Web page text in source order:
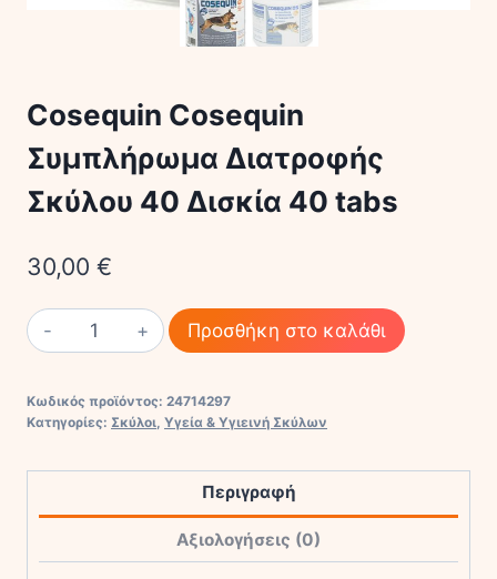
Cosequin Cosequin
Συμπλήρωμα Διατροφής
Σκύλου 40 Δισκία 40 tabs
30,00 €
Cosequin
Cosequin
Διατροφής
40
tabs
Προσθήκη στο καλάθι
Κωδικός προϊόντος: 24714297
Κατηγορίες: Σκύλοι Υγεία & Υγιεινή Σκύλων
Περιγραφή
Αξιολογήσεις (0)